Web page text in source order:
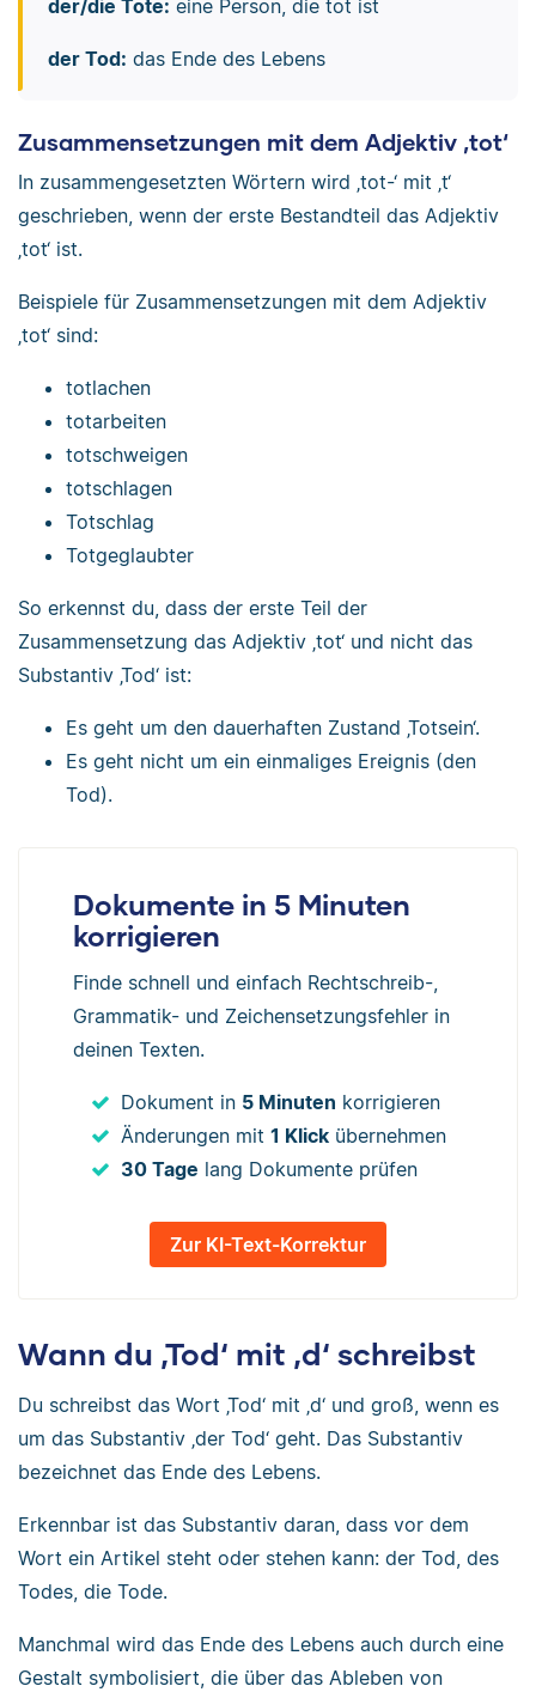
der/die Tote: eine Person, die tot ist
der Tod: das Ende des Lebens
Zusammensetzungen mit dem Adjektiv ‚tot‘
In zusammengesetzten Wörtern wird ‚tot-‘ mit ‚t‘
geschrieben, wenn der erste Bestandteil das Adjektiv
‚tot‘ ist.
Beispiele für Zusammensetzungen mit dem Adjektiv
‚tot‘ sind:
totlachen
totarbeiten
totschweigen
totschlagen
Totschlag
Totgeglaubter
So erkennst du, dass der erste Teil der
Zusammensetzung das Adjektiv ‚tot‘ und nicht das
Substantiv ‚Tod‘ ist:
Es geht um den dauerhaften Zustand ‚Totsein‘.
Es geht nicht um ein einmaliges Ereignis (den
Tod).
Dokumente in 5 Minuten
korrigieren
Finde schnell und einfach Rechtschreib-,
Grammatik- und Zeichensetzungsfehler in
deinen Texten.
Dokument in 5 Minuten korrigieren
Änderungen mit 1 Klick übernehmen
30 Tage lang Dokumente prüfen
Zur KI-Text-Korrektur
Wann du ‚Tod‘ mit ‚d‘ schreibst
Du schreibst das Wort ‚Tod‘ mit ‚d‘ und groß, wenn es
um das Substantiv ‚der Tod‘ geht. Das Substantiv
bezeichnet das Ende des Lebens.
Erkennbar ist das Substantiv daran, dass vor dem
Wort ein Artikel steht oder stehen kann: der Tod, des
Todes, die Tode.
Manchmal wird das Ende des Lebens auch durch eine
Gestalt symbolisiert, die über das Ableben von